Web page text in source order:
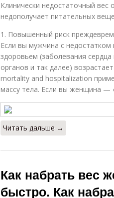
Клинически недостаточный
недополучает питательных
1. Повышенный риск
Если вы мужчина с
здоровьем (заболевания
органов и так далее)
mortality and hospitalization
массу тела. Если вы женщина —
Читать дальше →
Как набрать вес
быстро. Как